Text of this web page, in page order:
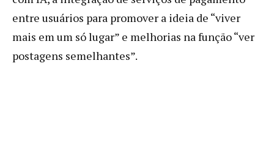
entre usuários para promover a ideia de “viver
mais em um só lugar” e melhorias na função “ver
postagens semelhantes”.